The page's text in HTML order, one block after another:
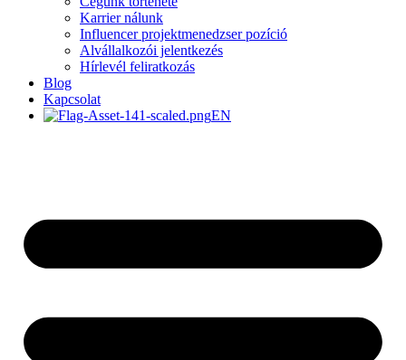
Karrier nálunk
Influencer projektmenedzser pozíció
Alvállalkozói jelentkezés
Hírlevél feliratkozás
Blog
Kapcsolat
EN